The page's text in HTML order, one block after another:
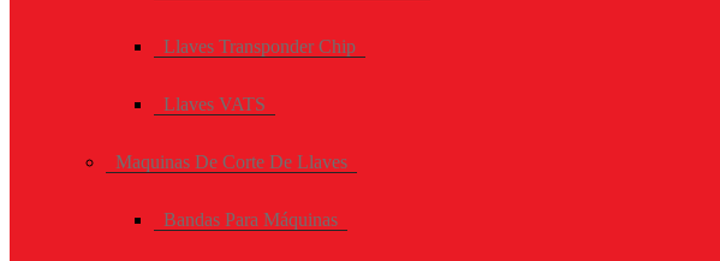
Llaves Transponder Chip
Llaves VATS
Maquinas De Corte De Llaves
Bandas Para Máquinas